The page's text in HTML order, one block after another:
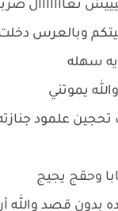
نعااااااال
وبالعرس
سهله
يموتني
علمود
وحقج يجيج
بدون قصد والله